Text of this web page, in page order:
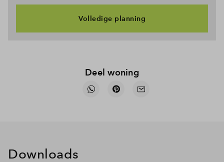
Volledige planning
Deel woning
Downloads